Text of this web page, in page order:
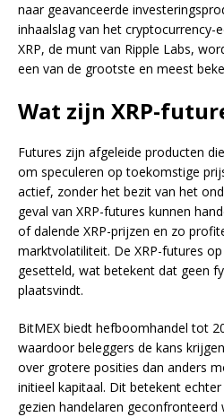
naar geavanceerde
inhaalslag van het cryptocurrency-
XRP, de munt van Ripple Labs,
een van de grootste en meest
Wat zijn XRP-
Futures zijn afgeleide producten
om speculeren op toekomstige
actief, zonder het bezit van het
geval van XRP-futures kunnen
of dalende XRP-prijzen en zo
marktvolatiliteit. De XRP-futures
gesetteld, wat betekent dat geen
plaatsvindt.
BitMEX biedt hefboomhandel tot
waardoor beleggers de kans
over grotere posities dan anders
initieel kapitaal. Dit betekent
gezien handelaren